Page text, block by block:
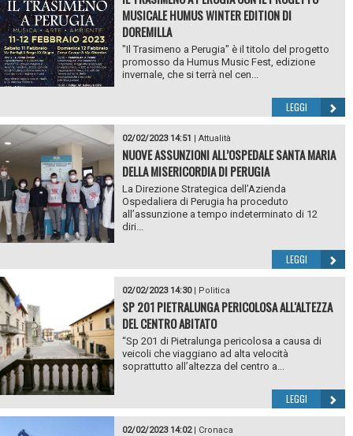
MUSICALE HUMUS WINTER EDITION DI
DOREMILLA
"Il Trasimeno a Perugia" è il titolo del progetto
promosso da Humus Music Fest, edizione
invernale, che si terrà nel cen...
LEGGI
02/02/2023 14:51 | Attualità
NUOVE ASSUNZIONI ALL’OSPEDALE SANTA MARIA
DELLA MISERICORDIA DI PERUGIA
La Direzione Strategica dell’Azienda
Ospedaliera di Perugia ha proceduto
all’assunzione a tempo indeterminato di 12
diri...
LEGGI
02/02/2023 14:30| Politica
SP 201 PIETRALUNGA PERICOLOSA ALL'ALTEZZA
DEL CENTRO ABITATO
“Sp 201 di Pietralunga pericolosa a causa di
veicoli che viaggiano ad alta velocità
soprattutto all’altezza del centro a...
LEGGI
02/02/2023 14:02| Cronaca